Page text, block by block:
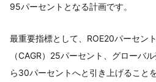
95パーセントとなる計画です。
最重要指標として、ROE20パーセン
（CAGR）25パーセント、グローバ
ら30パーセントへと引き上げること